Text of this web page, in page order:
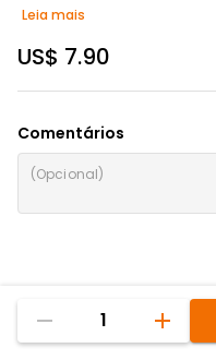
2 peças
Leia mais
US$ 7.90
Comentários
1